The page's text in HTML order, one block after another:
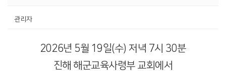
관리자
2026년 5월 19일(수) 저녁 7시 30분
진해 해군교육사령부 교회에서